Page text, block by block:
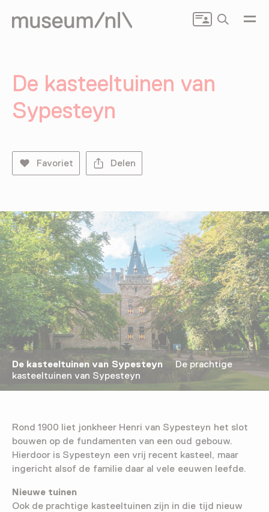
Zoeken
De kasteeltuinen van
Sypesteyn
Favoriet Delen
De kasteeltuinen van SypesteynDe prachtige
kasteeltuinen van Sypesteyn
Rond 1900 liet jonkheer Henri van Sypesteyn het slot
bouwen op de fundamenten van een oud gebouw.
Hierdoor is Sypesteyn een vrij recent kasteel, maar
ingericht alsof de familie daar al vele eeuwen leefde.
Nieuwe tuinen
Ook de prachtige kasteeltuinen zijn in die tijd nieuw